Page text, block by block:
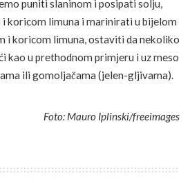
puniti slaninom i posipati solju,
i koricom limuna i marinirati u bijelom
i koricom limuna, ostaviti da nekoliko
kao u prethodnom primjeru i uz meso
ili gomoljačama (jelen-gljivama).
Foto: Mauro Iplinski/freeimages